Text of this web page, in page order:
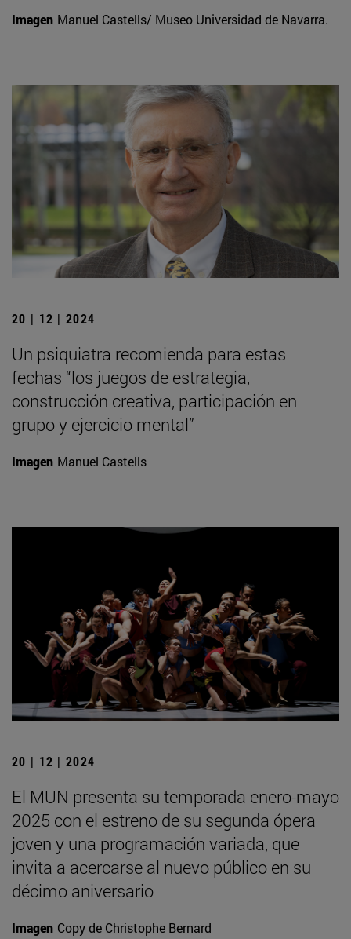
Imagen Manuel Castells/ Museo Universidad de Navarra.
20 | 12 | 2024
Un psiquiatra recomienda para estas
fechas “los juegos de estrategia,
construcción creativa, participación en
grupo y ejercicio mental”
Imagen Manuel Castells
20 | 12 | 2024
El MUN presenta su temporada enero-mayo
2025 con el estreno de su segunda ópera
joven y una programación variada, que
invita a acercarse al nuevo público en su
décimo aniversario
Imagen Copy de Christophe Bernard